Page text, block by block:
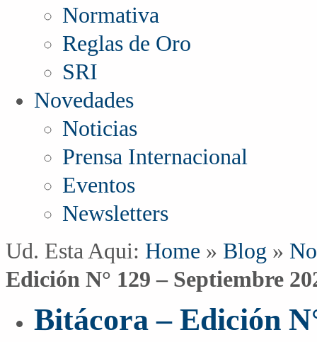
Normativa
Reglas de Oro
SRI
Novedades
Noticias
Prensa Internacional
Eventos
Newsletters
Ud. Esta Aqui: Home » Blog »
Edición N° 129 – Septiembre
Bitácora – Edición